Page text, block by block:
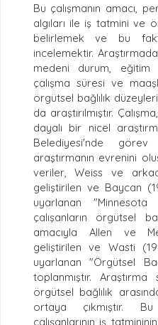
Bu çalışmanın amacı,
algıları ile iş tatmini ve
belirlemek ve bu
incelemektir.
medeni durum, eğitim
çalışma süresi ve
örgütsel bağlılık
da araştırılmıştır.
dayalı bir nicel
Belediyesi'nde
araştırmanın evrenini
veriler, Weiss ve
geliştirilen ve Baycan
uyarlanan
çalışanların örgütsel
amacıyla Allen ve
geliştirilen ve Wasti
uyarlanan "Örgütsel
toplanmıştır.
örgütsel bağlılık
ortaya çıkmıştır.
çalışanlarının iş